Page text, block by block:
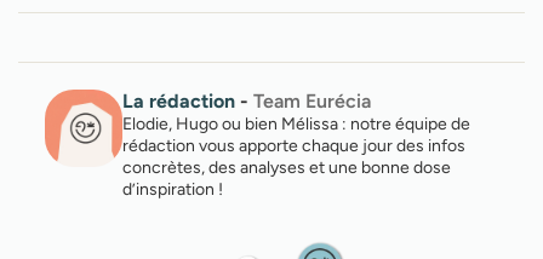
La rédaction - Team Eurécia
Elodie, Hugo ou bien Mélissa : notre équipe de
rédaction vous apporte chaque jour des infos
concrètes, des analyses et une bonne dose
d’inspiration !